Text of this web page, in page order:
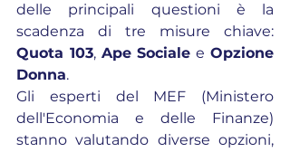
delle principali questioni è la
Quota 103, Ape Sociale e Opzione
Donna.
Gli esperti del MEF (Ministero
dell'Economia e delle Finanze)
stanno valutando diverse opzioni,